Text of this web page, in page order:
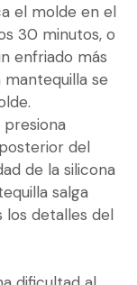
el molde en el
30 minutos, o
enfriado más
mantequilla se
presiona
del
de la silicona
salga
detalles del